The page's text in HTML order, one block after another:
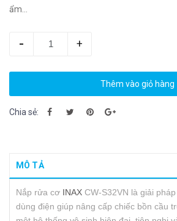
ẩm...
- +
Thêm vào giỏ hàng
Chia sẻ:
MÔ TẢ
Nắp rửa cơ INAX CW-S32VN là giải
dùng điện giúp nâng cấp chiếc bồn cầu